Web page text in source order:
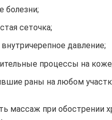
болезни;
сеточка;
внутричерепное давление;
процессы на
раны на любом
массаж при обострении